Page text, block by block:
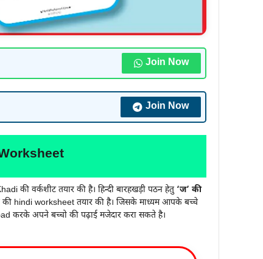
Join Now
Join Now
की वर्कशीट तयार की है। हिन्दी बारहखड़ी पठन हेतु ‘ज’ की
की hindi worksheet तयार की है। जिसके माध्यम आपके बच्चे
करके अपने बच्चो की पढ़ाई मजेदार करा सकते है।